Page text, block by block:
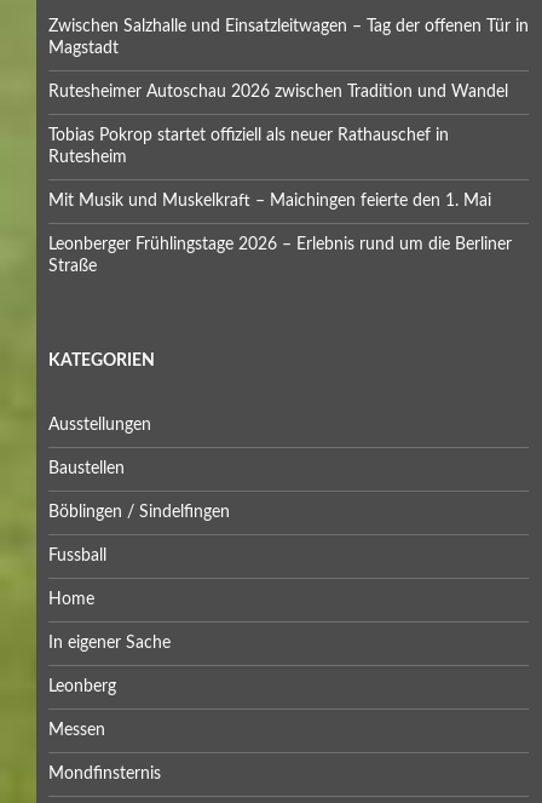
Zwischen Salzhalle und Einsatzleitwagen – Tag der offenen Tür in
Magstadt
Rutesheimer Autoschau 2026 zwischen Tradition und Wandel
Tobias Pokrop startet offiziell als neuer Rathauschef in
Rutesheim
Mit Musik und Muskelkraft – Maichingen feierte den 1. Mai
Leonberger Frühlingstage 2026 – Erlebnis rund um die Berliner
Straße
KATEGORIEN
Ausstellungen
Baustellen
Böblingen / Sindelfingen
Fussball
Home
In eigener Sache
Leonberg
Messen
Mondfinsternis